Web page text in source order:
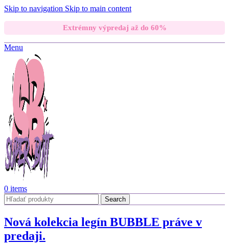
Skip to navigation Skip to main content
Extrémny výpredaj až do 60%
Menu
0 items
Search
Nová kolekcia legín BUBBLE práve v
predaji.